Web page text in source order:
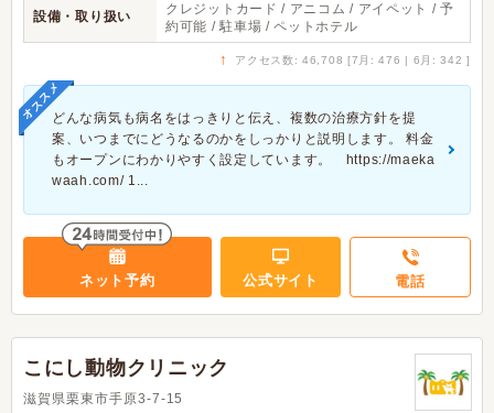
設備・取り扱い
クレジットカード / アニコム / アイペット / 予
約可能 / 駐車場 / ペットホテル
↑ アクセス数: 46,708 [7月: 476 | 6月: 342 ]
オススメどんな病気も病名をはっきりと伝え、複数の治療方針を提
案、いつまでにどうなるのかをしっかりと説明します。 料金
もオープンにわかりやすく設定しています。 https://maeka
waah.com/ 1...
ネット予約 公式サイト 電話
こにし動物クリニック
滋賀県栗東市手原3-7-15